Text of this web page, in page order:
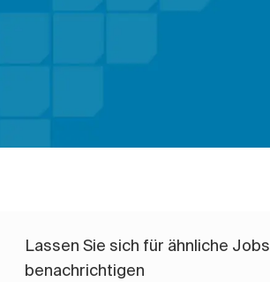
Lassen Sie sich für ähnliche Jobs
benachrichtigen